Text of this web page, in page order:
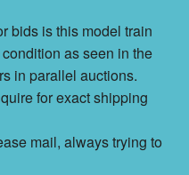
bids is this model train
as seen in the
in parallel auctions.
for exact shipping
mail, always trying to